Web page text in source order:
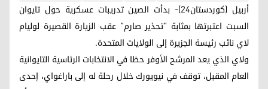
أربيل (كوردستان24)- بدأت الصين تدريبات عسكرية حول تايوان
السبت اعتبرتها بمثابة "تحذير صارم" عقب الزيارة القصيرة لوليام
لاي نائب رئيسة الجزيرة إلى الولايات المتحدة.
ولاي الذي يعد المرشح الأوفر حظا في الانتخابات الرئاسية التايوانية
العام المقبل، توقف في نيويورك خلال رحلة له إلى باراغواي، إحدى